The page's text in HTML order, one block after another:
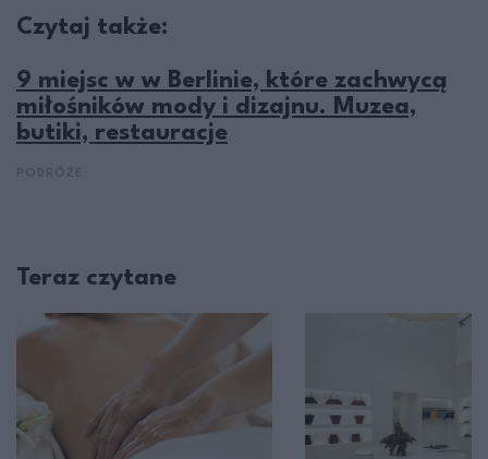
Czytaj także:
9 miejsc w w Berlinie, które zachwycą
miłośników mody i dizajnu. Muzea,
butiki, restauracje
Teraz czytane